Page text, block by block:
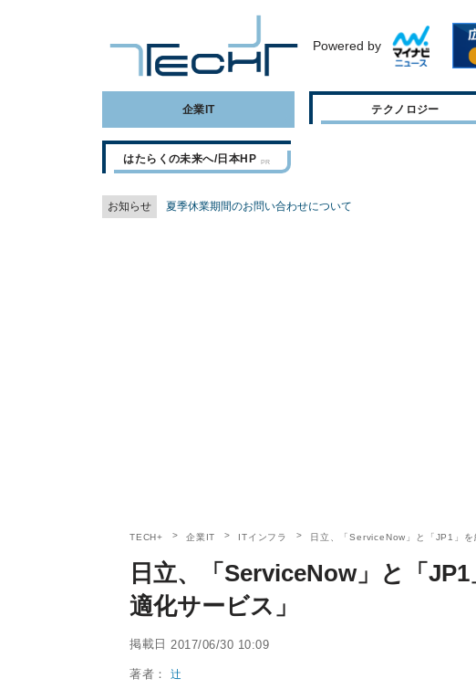
Powered by
企業IT テクノロジー
はたらくの未来へ/日本HP
お知らせ 夏季休業期間のお問い合わせについて
TECH+ 企業IT ITインフラ 日立、「ServiceNow」と「JP1」を
日立、「ServiceNow」と「
適化サービス」
掲載日 2017/06/30 10:09
著者：辻